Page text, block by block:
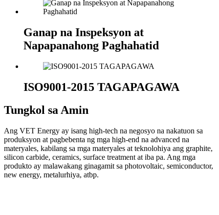
Ganap na Inspeksyon at
Napapanahong Paghahatid
ISO9001-2015 TAGAPAGAWA
Tungkol sa Amin
Ang VET Energy ay isang high-tech na negosyo na nakatuon sa
produksyon at pagbebenta ng mga high-end na advanced na
materyales, kabilang sa mga materyales at teknolohiya ang graphite,
silicon carbide, ceramics, surface treatment at iba pa. Ang mga
produkto ay malawakang ginagamit sa photovoltaic, semiconductor,
new energy, metalurhiya, atbp.